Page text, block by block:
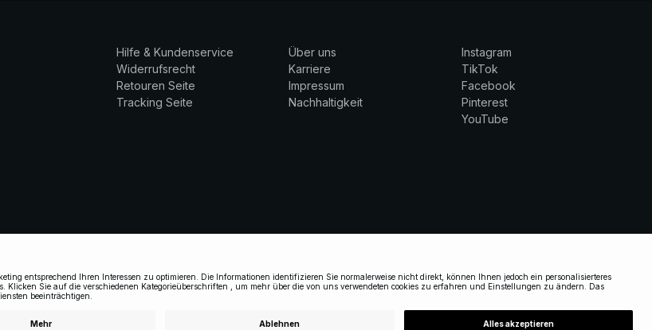
Hilfe & Kundenservice
Widerrufsrecht
Retouren Seite
Tracking Seite
Über uns
Karriere
Impressum
Nachhaltigkeit
Instagram
TikTok
Facebook
Pinterest
YouTube